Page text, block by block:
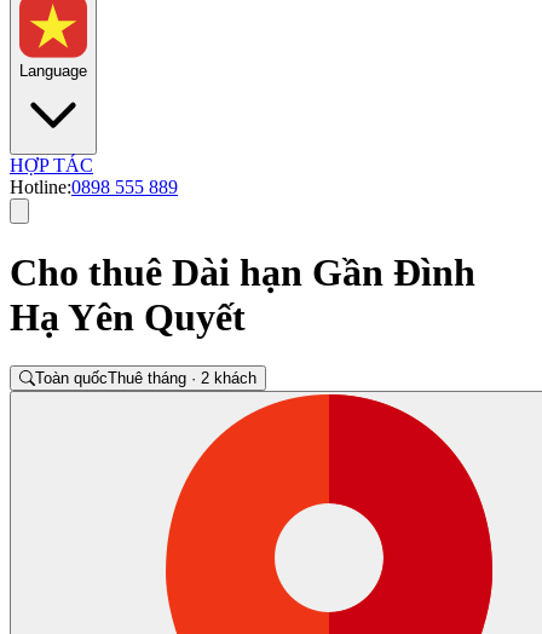
Language
HỢP TÁC
Hotline:0898 555 889
Cho thuê Dài hạn Gần Đình
Hạ Yên Quyết
Toàn quốcThuê tháng · 2 khách